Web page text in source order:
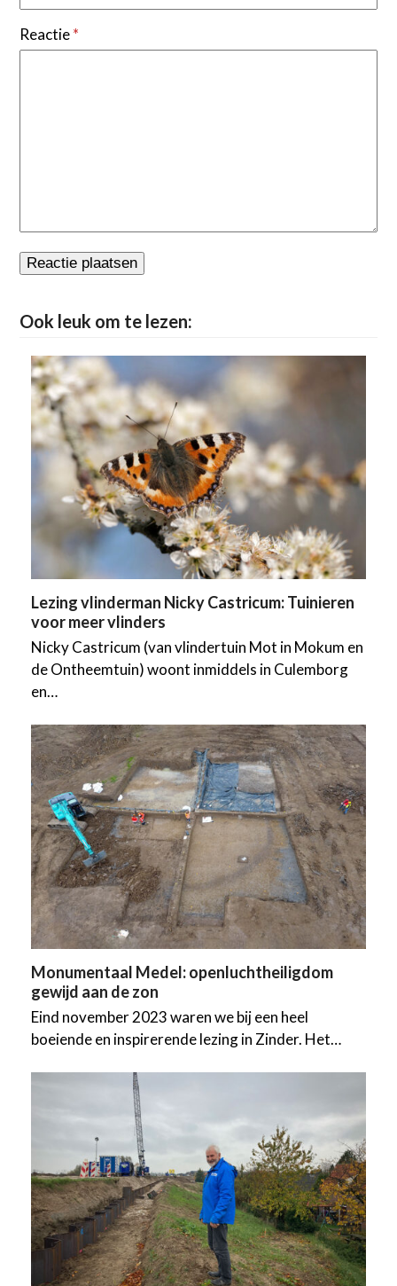
Reactie*
Ook leuk om te lezen:
Lezing vlinderman Nicky Castricum: Tuinieren
voor meer vlinders
Nicky Castricum (van vlindertuin Mot in Mokum en
de Ontheemtuin) woont inmiddels in Culemborg
en…
Monumentaal Medel: openluchtheiligdom
gewijd aan de zon
Eind november 2023 waren we bij een heel
boeiende en inspirerende lezing in Zinder. Het…